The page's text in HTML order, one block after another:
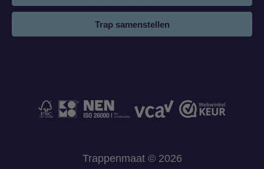
Trap samenstellen
Trappenmaat © 2026